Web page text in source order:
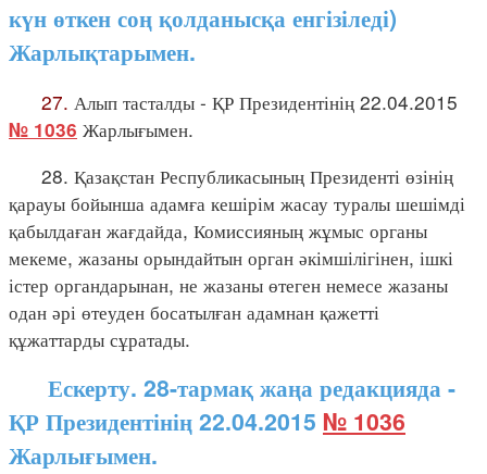
күн өткен соң қолданысқа енгізіледі)
Жарлықтарымен.
27. Алып тасталды - ҚР Президентінің 22.04.2015
№ 1036 Жарлығымен.
28. Қазақстан Республикасының Президенті өзінің
қарауы бойынша адамға кешірім жасау туралы шешімді
қабылдаған жағдайда, Комиссияның жұмыс органы
мекеме, жазаны орындайтын орган әкімшілігінен, ішкі
істер органдарынан, не жазаны өтеген немесе жазаны
одан әрі өтеуден босатылған адамнан қажетті
құжаттарды сұратады.
Ескерту. 28-тармақ жаңа редакцияда -
ҚР Президентінің 22.04.2015 № 1036
Жарлығымен.